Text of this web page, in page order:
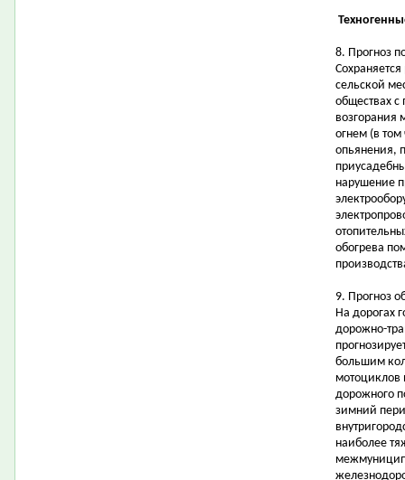
8. Прогноз
сельской
обществах
возгорания
огнем (в том
опьянения,
нарушение
обогрева
9. Прогноз
На дорогах
дорожно-
большим
мотоциклов
дорожного
зимний
наиболее